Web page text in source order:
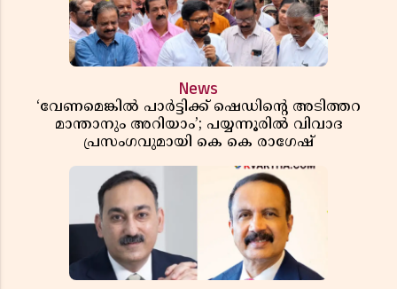
News
‘വേണമെങ്കിൽ പാർട്ടിക്ക് ഷെഡിൻ്റെ അടിത്തറ
മാന്താനും അറിയാം’; പയ്യന്നൂരിൽ വിവാദ
പ്രസംഗവുമായി കെ കെ രാഗേഷ്